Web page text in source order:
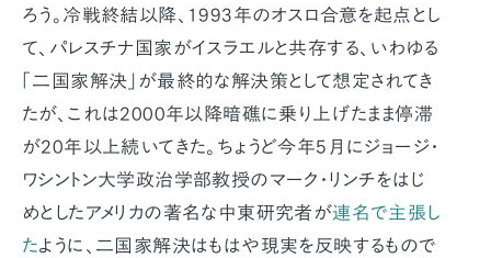
ろう。冷戦終結以降、1993年のオスロ合意を起点とし
て、パレスチナ国家がイスラエルと共存する、いわゆる
「二国家解決」が最終的な解決策として想定されてき
たが、これは2000年以降暗礁に乗り上げたまま停滞
が20年以上続いてきた。ちょうど今年5月にジョージ・
ワシントン大学政治学部教授のマーク・リンチをはじ
めとしたアメリカの著名な中東研究者が連名で主張し
たように、二国家解決はもはや現実を反映するもので